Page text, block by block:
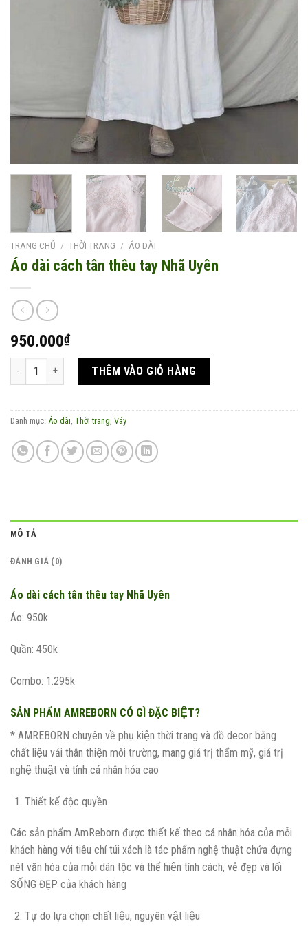
TRANG CHỦ / THỜI TRANG / ÁO DÀI
Áo dài cách tân thêu tay Nhã Uyên
950.000₫
Áo dài cách tân thêu tay Nhã Uyên số lượng
THÊM VÀO GIỎ HÀNG
Danh mục: Áo dài, Thời trang, Váy
MÔ TẢ
ĐÁNH GIÁ (0)
Áo dài cách tân thêu tay Nhã Uyên
Áo: 950k
Quần: 450k
Combo: 1.295k
SẢN PHẨM AMREBORN CÓ GÌ ĐẶC BIỆT?
* AMREBORN chuyên về phụ kiện thời trang và đồ decor bằng
chất liệu vải thân thiện môi trường, mang giá trị thẩm mỹ, giá trị
nghệ thuật và tính cá nhân hóa cao
Thiết kế độc quyền
Các sản phẩm AmReborn được thiết kế theo cá nhân hóa của mỗi
khách hàng với tiêu chí túi xách là tác phẩm nghệ thuật chứa đựng
nét văn hóa của mỗi dân tộc và thể hiện tính cách, vẻ đẹp và lối
SỐNG ĐẸP của khách hàng
Tự do lựa chọn chất liệu, nguyên vật liệu